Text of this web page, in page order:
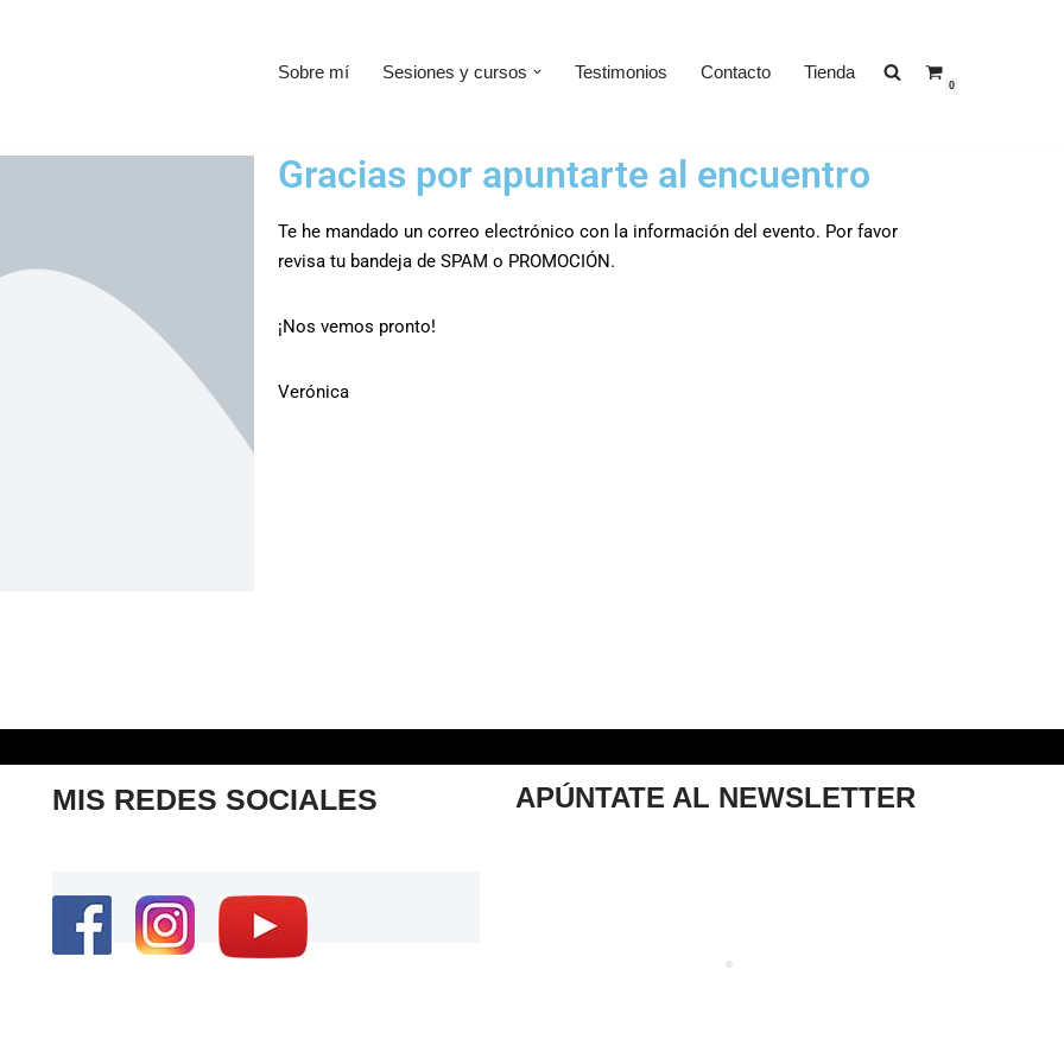
Sobre mí Sesiones y cursos Testimonios Contacto Tienda
0
Gracias por apuntarte al encuentro
Te he mandado un correo electrónico con la información del evento. Por favor
revisa tu bandeja de SPAM o PROMOCIÓN.
¡Nos vemos pronto!
Verónica
MIS REDES SOCIALES APÚNTATE AL NEWSLETTER